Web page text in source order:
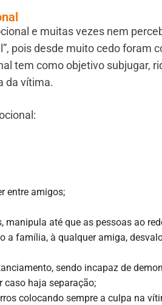
e muitas vezes nem
pois desde muito cedo foram
tem como objetivo subjugar,
da vítima.
entre amigos;
manipula até que as pessoas ao
a família, à qualquer amiga,
sendo incapaz de
caso haja separação;
colocando sempre a culpa na